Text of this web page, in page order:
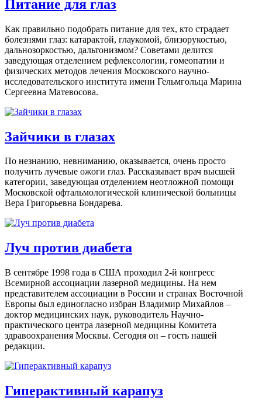
Питание для глаз
Как правильно подобрать питание для тех, кто страдает
болезнями глаз: катарактой, глаукомой, близорукостью,
дальнозоркостью, дальтонизмом? Советами делится
заведующая отделением рефлексологии, гомеопатии и
физических методов лечения Московского научно-
исследовательского института имени Гельмгольца Марина
Сергеевна Матевосова.
Зайчики в глазах
По незнанию, невниманию, оказывается, очень просто
получить лучевые ожоги глаз. Рассказывает врач высшей
категории, заведующая отделением неотложной помощи
Московской офтальмологической клинической больницы
Вера Григорьевна Бондарева.
Луч против диабета
В сентябре 1998 года в США проходил 2-й конгресс
Всемирной ассоциации лазерной медицины. На нем
представителем ассоциации в России и странах Восточной
Европы был единогласно избран Владимир Михайлов –
доктор медицинских наук, руководитель Научно-
практического центра лазерной медицины Комитета
здравоохранения Москвы. Сегодня он – гость нашей
редакции.
Гиперактивный карапуз